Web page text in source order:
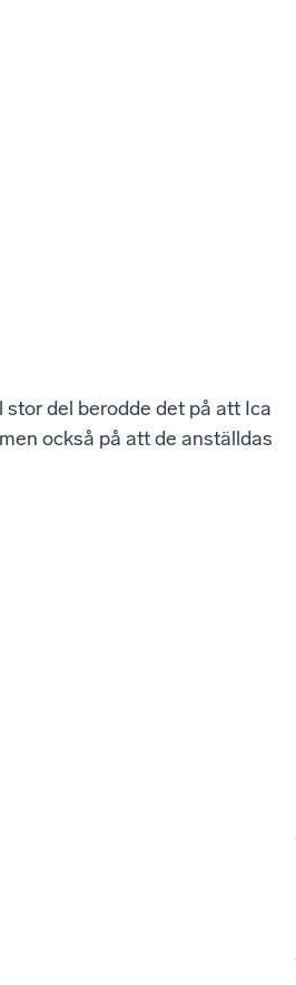
del berodde det på att Ica
också på att de anställdas